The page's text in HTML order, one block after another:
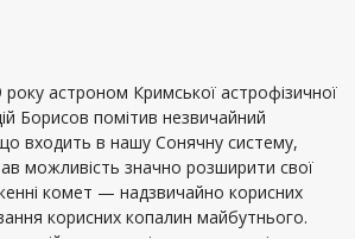
астроном Кримської астрофізичної
Борисов помітив незвичайний
входить в нашу Сонячну систему,
можливість значно розширити свої
комет — надзвичайно корисних
корисних копалин майбутнього.